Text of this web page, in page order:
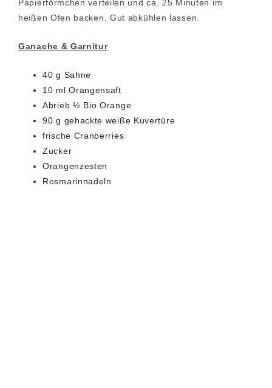
Papierförmchen verteilen und ca. 25 Minuten im
heißen Ofen backen. Gut abkühlen lassen.
Ganache & Garnitur
40 g Sahne
10 ml Orangensaft
Abrieb ½ Bio Orange
90 g gehackte weiße Kuvertüre
frische Cranberries
Zucker
Orangenzesten
Rosmarinnadeln